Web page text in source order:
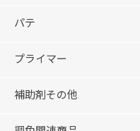
パテ
プライマー
補助剤その他